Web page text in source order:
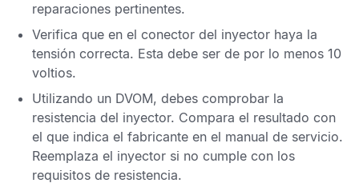
reparaciones pertinentes.
Verifica que en el conector del inyector haya la
tensión correcta. Esta debe ser de por lo menos 10
voltios.
Utilizando un DVOM, debes comprobar la
resistencia del inyector. Compara el resultado con
el que indica el fabricante en el manual de servicio.
Reemplaza el inyector si no cumple con los
requisitos de resistencia.